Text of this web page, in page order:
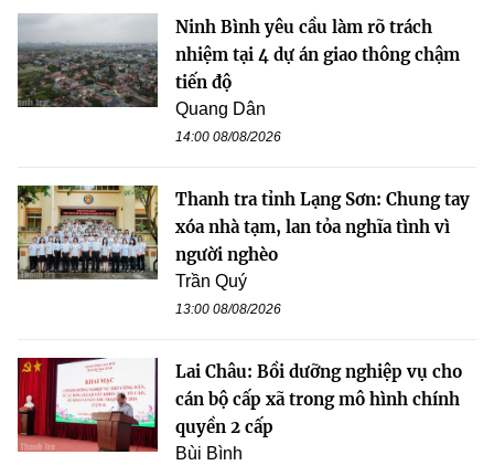
Ninh Bình yêu cầu làm rõ trách
nhiệm tại 4 dự án giao thông chậm
tiến độ
Quang Dân
14:00 08/08/2026
Thanh tra tỉnh Lạng Sơn: Chung tay
xóa nhà tạm, lan tỏa nghĩa tình vì
người nghèo
Trần Quý
13:00 08/08/2026
Lai Châu: Bồi dưỡng nghiệp vụ cho
cán bộ cấp xã trong mô hình chính
quyền 2 cấp
Bùi Bình